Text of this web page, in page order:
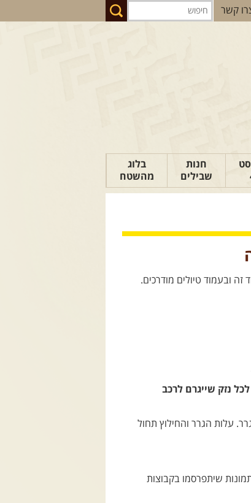
קשר
חנות
שבילים
בלוג
מהשטח
טיפים לנהיגה
ובעמוד טיולים מודרכים.
נזק שייגרם לרכב
עלות הגרר והחילוץ תחול
שיתפרסמו בקבוצות